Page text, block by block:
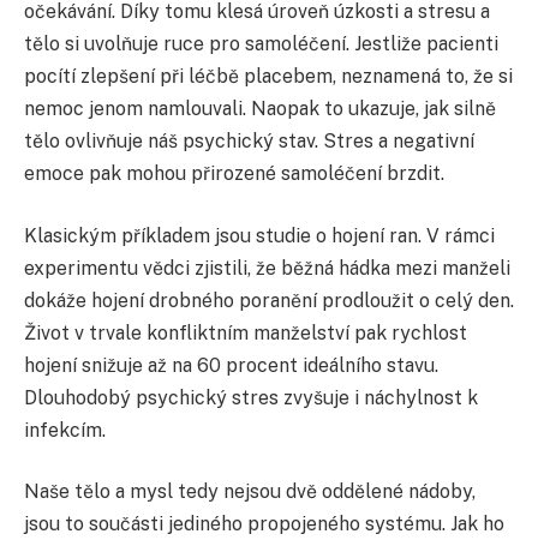
očekávání. Díky tomu klesá úroveň úzkosti a stresu a
tělo si uvolňuje ruce pro samoléčení. Jestliže pacienti
pocítí zlepšení při léčbě placebem, neznamená to, že si
nemoc jenom namlouvali. Naopak to ukazuje, jak silně
tělo ovlivňuje náš psychický stav. Stres a negativní
emoce pak mohou přirozené samoléčení brzdit.
Klasickým příkladem jsou studie o hojení ran. V rámci
experimentu vědci zjistili, že běžná hádka mezi manželi
dokáže hojení drobného poranění prodloužit o celý den.
Život v trvale konfliktním manželství pak rychlost
hojení snižuje až na 60 procent ideálního stavu.
Dlouhodobý psychický stres zvyšuje i náchylnost k
infekcím.
Naše tělo a mysl tedy nejsou dvě oddělené nádoby,
jsou to součásti jediného propojeného systému. Jak ho